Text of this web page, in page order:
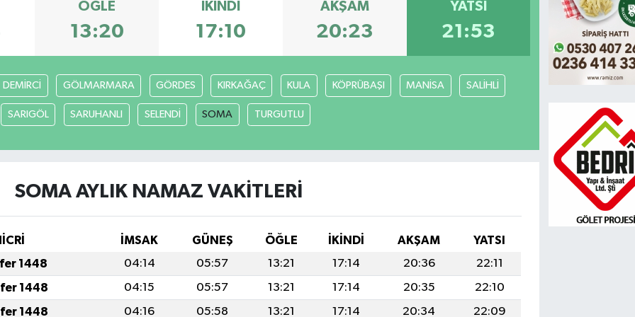
ÖĞLE
13:20
İKINDI
17:10
AKŞAM
20:23
YATSI
21:53
DEMİRCİ GÖLMARMARA GÖRDES KIRKAĞAÇ KULA KÖPRÜBAŞI MANİSA SALİHLİ
SARIGÖL SARUHANLI SELENDİ SOMA TURGUTLU
SOMA AYLIK NAMAZ VAKITLERI
İMSAK GÜNEŞ ÖĞLE İKINDI AKŞAM
YATSI
1448 04:14 05:57 13:21 17:14 20:36
22:11
1448 04:15 05:57 13:21 17:14 20:35
22:10
1448 04:16 05:58 13:21 17:14 20:34
22:09